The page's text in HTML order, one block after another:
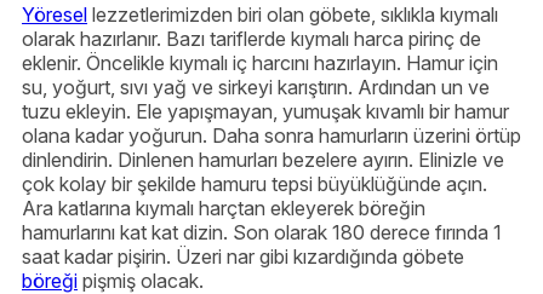
Yöresel lezzetlerimizden biri olan göbete, sıklıkla kıymalı
olarak hazırlanır. Bazı tariflerde kıymalı harca pirinç de
eklenir. Öncelikle kıymalı iç harcını hazırlayın. Hamur için
su, yoğurt, sıvı yağ ve sirkeyi karıştırın. Ardından un ve
tuzu ekleyin. Ele yapışmayan, yumuşak kıvamlı bir hamur
olana kadar yoğurun. Daha sonra hamurların üzerini örtüp
dinlendirin. Dinlenen hamurları bezelere ayırın. Elinizle ve
çok kolay bir şekilde hamuru tepsi büyüklüğünde açın.
Ara katlarına kıymalı harçtan ekleyerek böreğin
hamurlarını kat kat dizin. Son olarak 180 derece fırında 1
saat kadar pişirin. Üzeri nar gibi kızardığında göbete
böreği pişmiş olacak.